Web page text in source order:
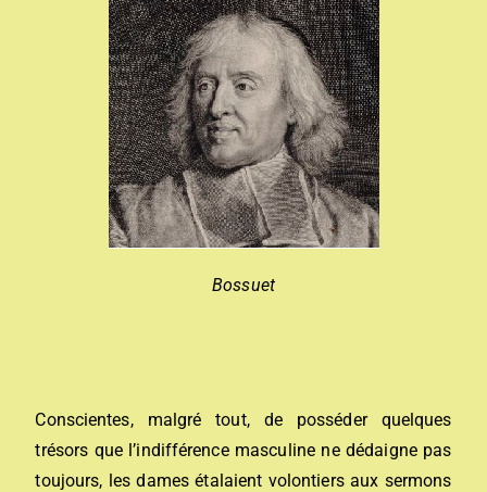
Bossuet
Conscientes, malgré tout, de posséder quelques
trésors que l’indifférence masculine ne dédaigne pas
toujours, les dames étalaient volontiers aux sermons